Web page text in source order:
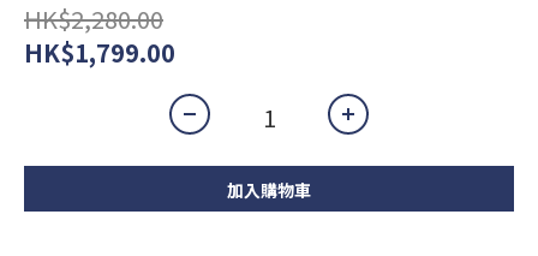
HK$2,280.00
HK$1,799.00
加入購物車